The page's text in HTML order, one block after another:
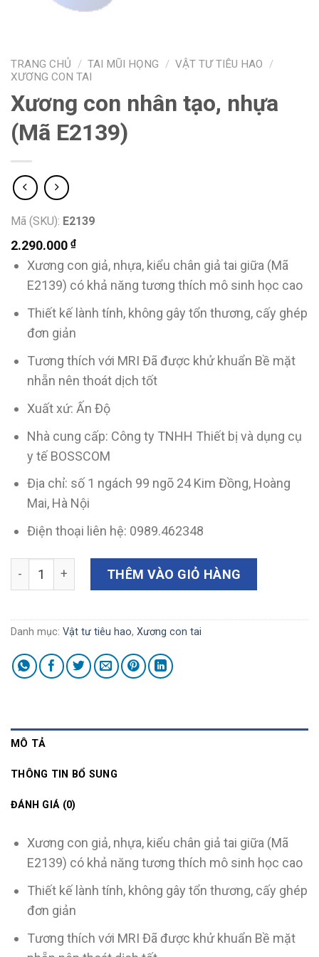
TRANG CHỦ / TAI MŨI HỌNG / VẬT TƯ TIÊU HAO /
XƯƠNG CON TAI
Xương con nhân tạo, nhựa
(Mã E2139)
Mã (SKU): E2139
2.290.000 ₫
Xương con giả, nhựa, kiểu chân giả tai giữa (Mã
E2139) có khả năng tương thích mô sinh học cao
Thiết kế lành tính, không gây tổn thương, cấy ghép
đơn giản
Tương thích với MRI Đã được khử khuẩn Bề mặt
nhẵn nên thoát dịch tốt
Xuất xứ: Ấn Độ
Nhà cung cấp: Công ty TNHH Thiết bị và dụng cụ
y tế BOSSCOM
Địa chỉ: số 1 ngách 99 ngõ 24 Kim Đồng, Hoàng
Mai, Hà Nội
Điện thoại liên hệ: 0989.462348
Xương con nhân tạo, nhựa (Mã E2139) số lượng
THÊM VÀO GIỎ HÀNG
Danh mục: Vật tư tiêu hao, Xương con tai
MÔ TẢ
THÔNG TIN BỔ SUNG
ĐÁNH GIÁ (0)
Xương con giả, nhựa, kiểu chân giả tai giữa (Mã
E2139) có khả năng tương thích mô sinh học cao
Thiết kế lành tính, không gây tổn thương, cấy ghép
đơn giản
Tương thích với MRI Đã được khử khuẩn Bề mặt